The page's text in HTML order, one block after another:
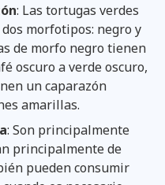
: Las tortugas verdes
morfotipos: negro y
de morfo negro tienen
oscuro a verde oscuro,
un caparazón
amarillas.
: Son principalmente
principalmente de
pueden consumir